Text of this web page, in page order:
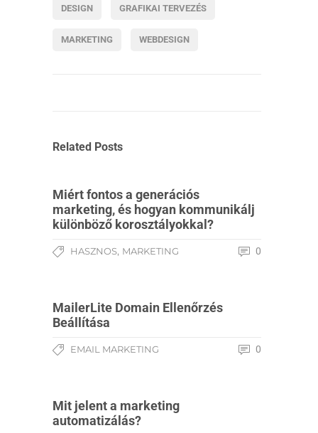
DESIGN GRAFIKAI TERVEZÉS
MARKETING WEBDESIGN
Related Posts
Miért fontos a generációs
marketing, és hogyan kommunikálj
különböző korosztályokkal?
HASZNOS, MARKETING 0
MailerLite Domain Ellenőrzés
Beállítása
EMAIL MARKETING 0
Mit jelent a marketing
automatizálás?